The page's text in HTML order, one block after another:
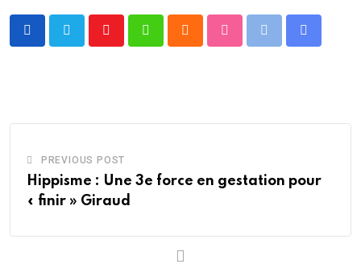
PREVIOUS POST
Hippisme : Une 3e force en gestation pour
« finir » Giraud